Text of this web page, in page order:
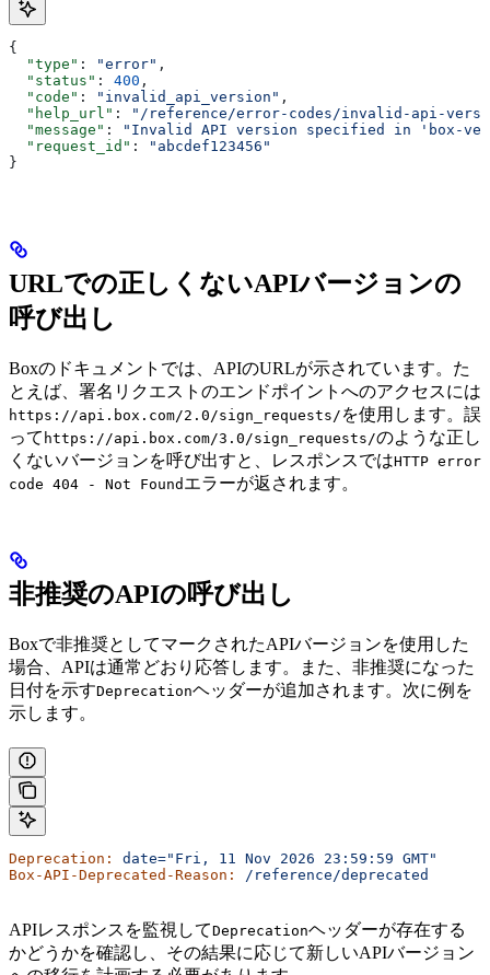
{
  "type"
: "error" ,
  "status"
: 400 ,
  "code"
: "invalid_api_version" ,
  "help_url"
:
"/reference/error-codes/invalid-api-
  "message"
:
"Invalid API version specified in 'box-
  "request_id"
:
"abcdef123456"
}
URLでの正しくないAPIバージョンの
呼び出し
Boxのドキュメントでは、APIのURLが示されています。た
とえば、署名リクエストのエンドポイントへのアクセスには
https://api.box.com/2.0/sign_requests/ を使用します。誤
って https://api.box.com/3.0/sign_requests/のような正し
くないバージョンを呼び出すと、レスポンスではHTTP error
code 404 - Not Found エラーが返されます。
非推奨のAPIの呼び出し
Boxで非推奨としてマークされたAPIバージョンを使用した
場合、APIは通常どおり応答します。また、非推奨になった
日付を示すDeprecationヘッダーが追加されます。次に例を
示します。
Deprecation:
date="Fri, 11 Nov 2026 23:59:59 GMT"
Box-API-Deprecated-Reason:
/reference/deprecated
APIレスポンスを監視してDeprecationヘッダーが存在する
かどうかを確認し、その結果に応じて新しいAPIバージョン